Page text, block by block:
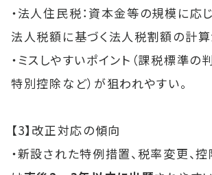
・法人住民税：資本金等の規模に応
法人税額に基づく法人税割額の計算
・ミスしやすいポイント（課税標準の
特別控除など）が狙われやすい。
【3】改正対応の傾向
・新設された特例措置、税率変更、